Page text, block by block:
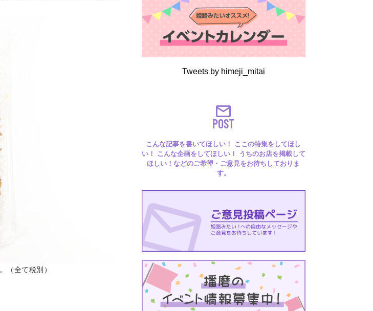
まるはり 雑誌・デジタルブック
Digital books
（全て税別）
Tweets by himeji_mitai
POST
こんな記事を書いてほしい！ ここの特集をしてほし
い！ こんな企画をしてほしい！ うちのお店を掲載して
ほしい！などのご希望・ご意見をお待ちしておりま
す。